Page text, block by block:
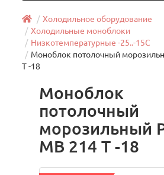
Холодильное оборудование
Холодильные моноблоки
Низкотемпературные -25..-15C
Моноблок потолочный
T -18
Моноблок
потолочный
морозильный
МВ 214 T -18